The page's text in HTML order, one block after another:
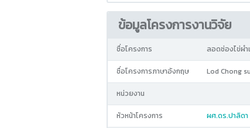
ข้อมูลโครงการงานวิจัย
ชื่อโครงการ ลอดช่องไข่ผ
ชื่อโครงการภาษาอังกฤษ Lod Chong
หน่วยงาน
หัวหน้าโครงการ ผศ.ดร.ปาลิด